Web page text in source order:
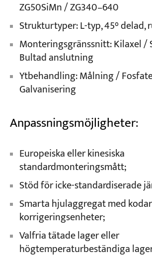
ZG50SiMn / ZG340–640
Strukturtyper: L-typ, 45° delad,
Monteringsgränssnitt: Kilaxel /
Bultad anslutning
Ytbehandling: Målning /
Galvanisering
Anpassningsmöjligheter:
Europeiska eller kinesiska
standardmonteringsmått;
Stöd för icke-standardiserade
Smarta hjulaggregat med
korrigeringsenheter;
Valfria tätade lager eller
högtemperaturbeständiga